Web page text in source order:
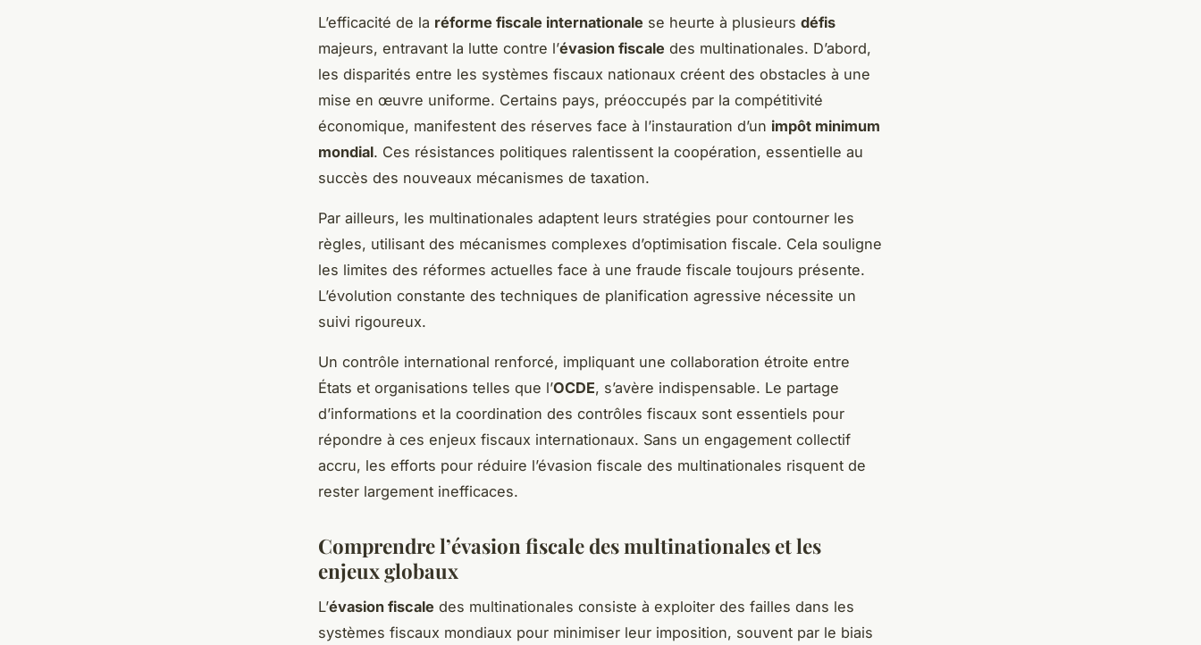
L’efficacité de la réforme fiscale internationale se heurte à plusieurs défis
majeurs, entravant la lutte contre l’évasion fiscale des multinationales. D’abord,
les disparités entre les systèmes fiscaux nationaux créent des obstacles à une
mise en œuvre uniforme. Certains pays, préoccupés par la compétitivité
économique, manifestent des réserves face à l’instauration d’un impôt minimum
mondial. Ces résistances politiques ralentissent la coopération, essentielle au
succès des nouveaux mécanismes de taxation.
Par ailleurs, les multinationales adaptent leurs stratégies pour contourner les
règles, utilisant des mécanismes complexes d’optimisation fiscale. Cela souligne
les limites des réformes actuelles face à une fraude fiscale toujours présente.
L’évolution constante des techniques de planification agressive nécessite un
suivi rigoureux.
Un contrôle international renforcé, impliquant une collaboration étroite entre
États et organisations telles que l’OCDE, s’avère indispensable. Le partage
d’informations et la coordination des contrôles fiscaux sont essentiels pour
répondre à ces enjeux fiscaux internationaux. Sans un engagement collectif
accru, les efforts pour réduire l’évasion fiscale des multinationales risquent de
rester largement inefficaces.
Comprendre l’évasion fiscale des multinationales et les
enjeux globaux
L’évasion fiscale des multinationales consiste à exploiter des failles dans les
systèmes fiscaux mondiaux pour minimiser leur imposition, souvent par le biais